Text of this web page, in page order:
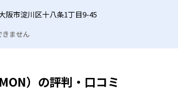
な受講スタイル
間内であれば、何曜日にでも週2回受講できる。
ては自宅からのオンライン受講と通室を組み合
況やスケジュールに合わせて、きめ細やかにカリ
でも気軽に相談可能だ。
数学・英語・国語の3教科に限られるため、その
阪市淀川区十八条1丁目9-45
きません
）の評判・口コミ